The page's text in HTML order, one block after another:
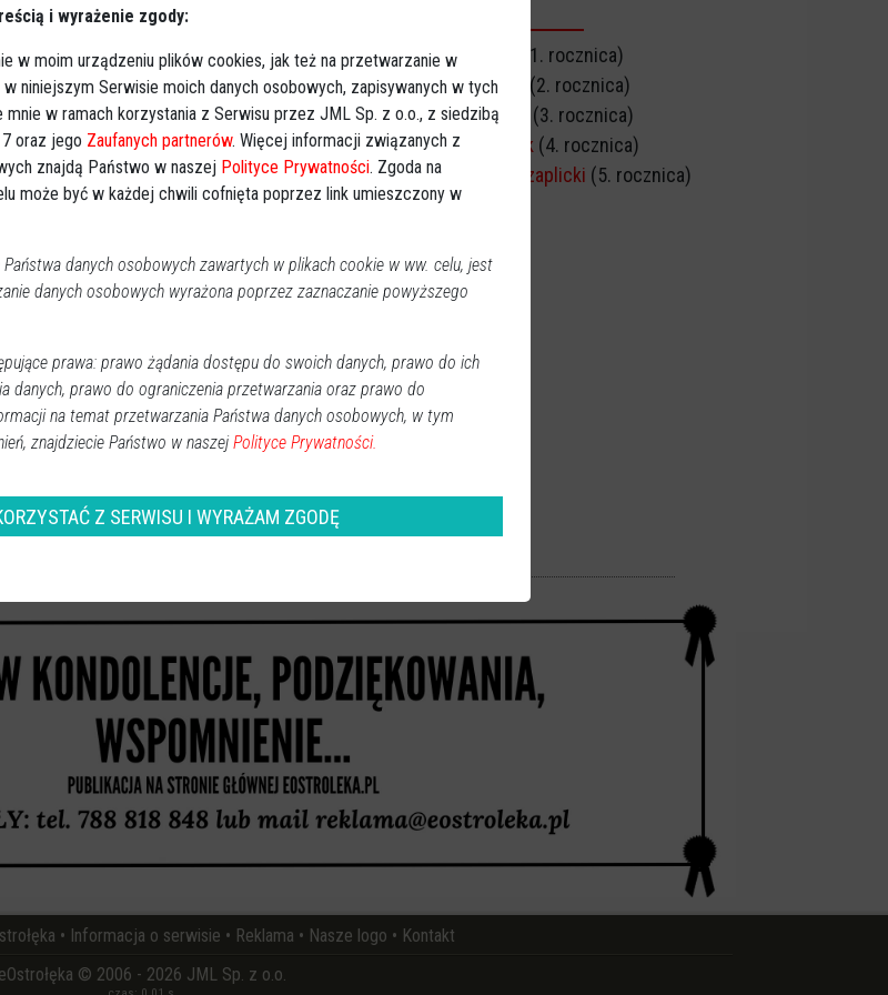
ul. Kujawska
(3.01.24) o godz. 9.00 w Kaplicy
13, Ostrołęka
↗Udostępnij
Stefan Buciński
(1. rocznica)
Edward Zagórski
(2. rocznica)
Alicja Małkowska
(3. rocznica)
Zofia Sylwestrzak (4. rocznica)
Andrzej Michał Czaplicki (5. rocznica)
• Informacja o serwisie • Reklama • Nasze logo • Kontakt
eOstrołęka © 2006 - 2026 JML Sp. z o.o.
i wyrażenie zgody:
w moim urządzeniu plików cookies, jak też na przetwarzanie w
niniejszym Serwisie moich danych osobowych, zapisywanych w tych
w ramach korzystania z Serwisu przez JML Sp. z o.o., z siedzibą
oraz jego Zaufanych partnerów. Więcej informacji związanych z
znajdą Państwo w naszej Polityce Prywatności. Zgoda na
może być w każdej chwili cofnięta poprzez link umieszczony w
danych osobowych zawartych w plikach cookie w ww. celu, jest
danych osobowych wyrażona poprzez zaznaczanie powyższego
prawa: prawo żądania dostępu do swoich danych, prawo do ich
danych, prawo do ograniczenia przetwarzania oraz prawo do
na temat przetwarzania Państwa danych osobowych, w tym
znajdziecie Państwo w naszej Polityce Prywatności.
Z SERWISU I WYRAŻAM ZGODĘ